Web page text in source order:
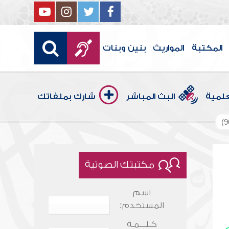
المكتبة المواريث بنين وبنات
البث المباشر شارك بملفاتك
مكتبتك الصوتية
اسم
المستخدم:
كـلـــمـة